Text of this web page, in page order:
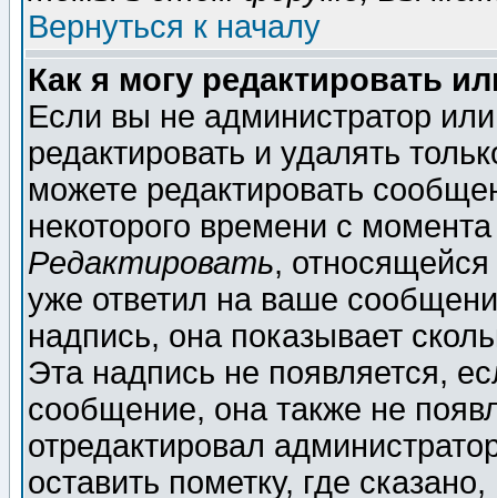
Вернуться к началу
Как я могу редактировать
Если вы не администратор
редактировать и удалять
можете редактировать
некоторого времени с
Редактировать,
уже ответил на ваше
надпись, она показывает
Эта надпись не появляется,
сообщение, она также не
отредактировал
оставить пометку, где